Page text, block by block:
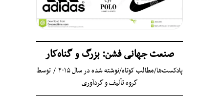
صنعت جهانی فشن: بزرگ و گناه‌کار
پادکست‌ها/مطالب کوتاه/نوشته شده در سال ۲۰۱۵
توسط
گروه تألیف و گردآوری